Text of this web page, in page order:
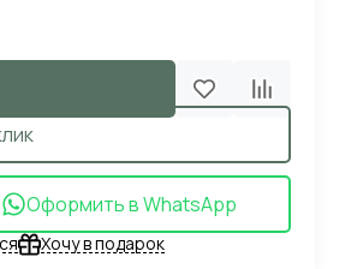
Оформить в WhatsApp
Хочу в подарок